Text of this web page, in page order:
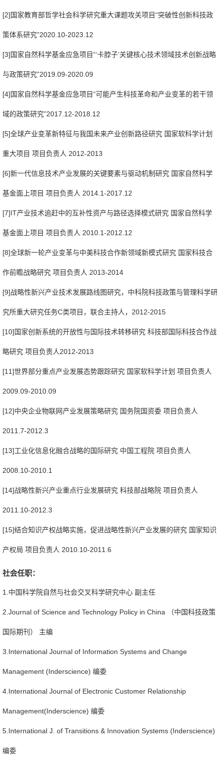
[2]国家教育部哲学社会科学研究重大课题攻关项目“突破性创新科技政
策体系研究”2020.10-2023.12
[3]国家自然科学基金应急项目“‘卡脖子’关键核心技术领域技术创新战略
与政策研究”2019.09-2020.09
[4]国家自然科学基金应急项目“可能产生科技革命和产业变革的若干领
域的政策研究”2017.12-2018.12
[5]全球产业变革新特征与我国未来产业创新路径研究 国家软科学计划
重大项目 项目负责人 2012-2013
[6]新一代信息技术产业发展的关键要素与驱动机制研究 国家自然科学
基金面上项目 项目负责人 2014.1-2017.12
[7]IT产业技术追赶中的互补性资产与路径选择模式研究 国家自然科学
基金面上项目 项目负责人 2010.1-2012.12
[8]全球新一轮产业变革与中美科技合作新领域新模式研究 国家科技合
作前瞻战略研究 项目负责人 2013-2014
[9]战略性新兴产业技术发展路线图研究，中科院科技政策与管理科学研
究所重大研究任务C类项目，联合主持人，2012-2015
[10]国家创新系统的开放性与国际技术转移研究 科技部国际科技合作战
略研究 项目负责人2012-2013
[11]世界部分重点产业发展态势跟踪研究 国家软科学计划 项目负责人
2009.09-2010.09
[12]中央企业物联网产业发展策略研究 国务院国资委 项目负责人
2011.7-2012.3
[13]工业化信息化融合战略的国际研究 中国工程院 项目负责人
2008.10-2010.1
[14]战略性新兴产业重点行业发展研究 科技部战略院 项目负责人
2011.10-2012.3
[15]结合知识产权战略实施，促进战略性新兴产业发展的研究 国家知识
产权局 项目负责人 2010.10-2011.6
社会任职：
1.中国科学院自然与社会交叉科学研究中心 副主任
2.Journal of Science and Technology Policy in China （中国科技政策
国际期刊） 主编
3.International Journal of Information Systems and Change
Management (Inderscience) 编委
4.International Journal of Electronic Customer Relationship
Management(Inderscience) 编委
5.International J. of Transitions & Innovation Systems (Inderscience)
编委